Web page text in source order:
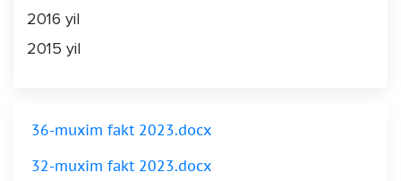
36-muxim fakt 2023.docx
32-muxim fakt 2023.docx
2016 yil
2015 yil